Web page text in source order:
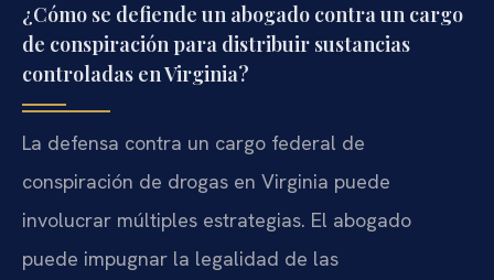
¿Cómo se defiende un abogado contra un cargo
de conspiración para distribuir sustancias
controladas en Virginia?
La defensa contra un cargo federal de
conspiración de drogas en Virginia puede
involucrar múltiples estrategias. El abogado
puede impugnar la legalidad de las